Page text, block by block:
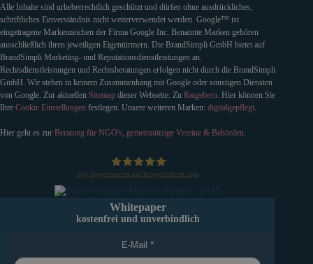
Alle Inhalte sind urheberrechtlich geschützt und dürfen ohne ausdrückliches,
schriftliches Einverständnis nicht weiterverwendet werden. Google™ ist
eingetragene Markenzeichen der Firma Google Inc. Benannte Marken gehören
ausschließlich ihren jeweiligen Eigentürmern. Die BrandSimpli GmbH bietet auf
BrandSimpli Marketing- und Reputationsdienstleistungen an.
Rechtsdienstleistungen und Rechtsberatungen erfolgen nicht durch die BrandSimpli
GmbH. Wir stehen in keinem Zusammenhang mit Google oder sonstigen Diensten
von Google. Zur aktuellen Sitemap dieser Webseite. Zu Ratgebern . Hier können Sie
Ihre Cookie Einstellungen festlegen. Unsere weiteren Marken: digitalgepflegt
Hier geht es zur Beratung für NGO's, gemeinnützige Vereine & Behörden
154 Bewertungen auf ProvenExpert.com
Whitepaper
kostenfrei und unverbindlich
E-Mail